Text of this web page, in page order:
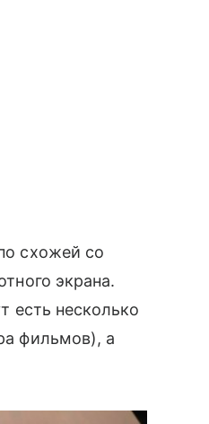
схожей со
экрана.
есть несколько
фильмов), а